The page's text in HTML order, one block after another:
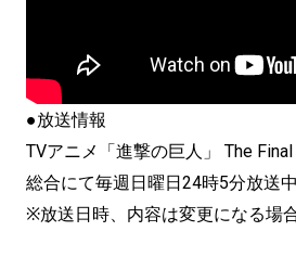
●放送情報
TVアニメ「進撃の巨人」 The
総合にて毎週日曜日24時5分放送中
※放送日時、内容は変更になる場